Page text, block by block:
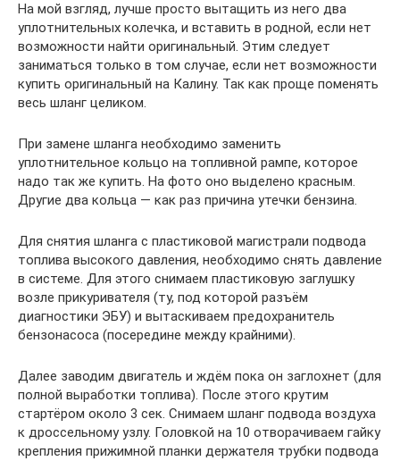
На мой взгляд, лучше просто вытащить из него два
уплотнительных колечка, и вставить в родной, если нет
возможности найти оригинальный. Этим следует
заниматься только в том случае, если нет возможности
купить оригинальный на Калину. Так как проще поменять
весь шланг целиком.
При замене шланга необходимо заменить
уплотнительное кольцо на топливной рампе, которое
надо так же купить. На фото оно выделено красным.
Другие два кольца — как раз причина утечки бензина.
Для снятия шланга с пластиковой магистрали подвода
топлива высокого давления, необходимо снять давление
в системе. Для этого снимаем пластиковую заглушку
возле прикуривателя (ту, под которой разъём
диагностики ЭБУ) и вытаскиваем предохранитель
бензонасоса (посередине между крайними).
Далее заводим двигатель и ждём пока он заглохнет (для
полной выработки топлива). После этого крутим
стартёром около 3 сек. Снимаем шланг подвода воздуха
к дроссельному узлу. Головкой на 10 отворачиваем гайку
крепления прижимной планки держателя трубки подвода